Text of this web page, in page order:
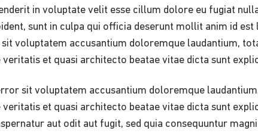
in voluptate velit esse cillum dolore eu fugiat
sunt in culpa qui officia deserunt mollit anim id est
voluptatem accusantium doloremque laudantium,
et quasi architecto beatae vitae dicta sunt
sit voluptatem accusantium doloremque
et quasi architecto beatae vitae dicta sunt
aut odit aut fugit, sed quia consequuntur